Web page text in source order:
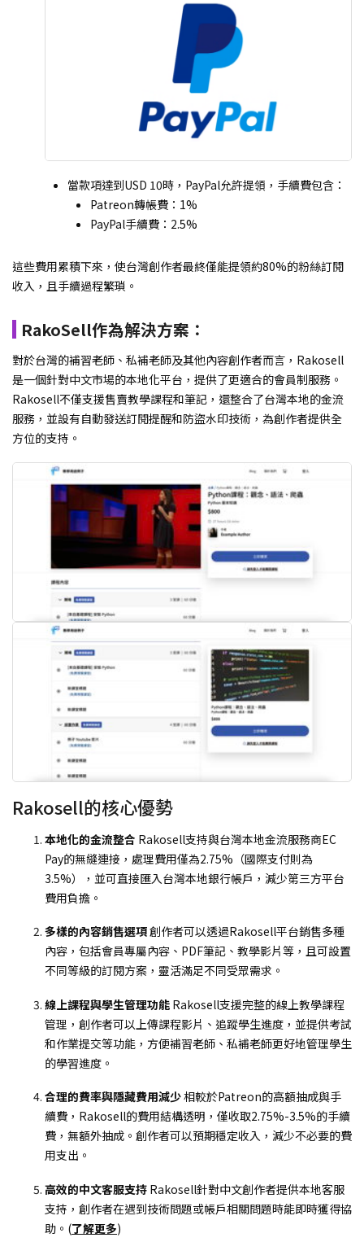
當款項達到USD 10時，PayPal允許提領，手續費包含：
Patreon轉帳費：1%
PayPal手續費：2.5%
這些費用累積下來，使台灣創作者最終僅能提領約80%的粉絲訂閱
收入，且手續過程繁瑣。
RakoSell作為解決方案：
對於台灣的補習老師、私補老師及其他內容創作者而言，Rakosell
是一個針對中文市場的本地化平台，提供了更適合的會員制服務。
Rakosell不僅支援售賣教學課程和筆記，還整合了台灣本地的金流
服務，並設有自動發送訂閱提醒和防盜水印技術，為創作者提供全
方位的支持。
Rakosell的核心優勢
本地化的金流整合 Rakosell支持與台灣本地金流服務商EC
Pay的無縫連接，處理費用僅為2.75%（國際支付則為
3.5%），並可直接匯入台灣本地銀行帳戶，減少第三方平台
費用負擔。
多樣的內容銷售選項創作者可以透過Rakosell平台銷售多種
內容，包括會員專屬內容、PDF筆記、教學影片等，且可設置
不同等級的訂閱方案，靈活滿足不同受眾需求。
線上課程與學生管理功能 Rakosell支援完整的線上教學課程
管理，創作者可以上傳課程影片、追蹤學生進度，並提供考試
和作業提交等功能，方便補習老師、私補老師更好地管理學生
的學習進度。
合理的費率與隱藏費用減少相較於Patreon的高額抽成與手
續費，Rakosell的費用結構透明，僅收取2.75%-3.5%的手續
費，無額外抽成。創作者可以預期穩定收入，減少不必要的費
用支出。
高效的中文客服支持 Rakosell針對中文創作者提供本地客服
支持，創作者在遇到技術問題或帳戶相關問題時能即時獲得協
助。(了解更多)